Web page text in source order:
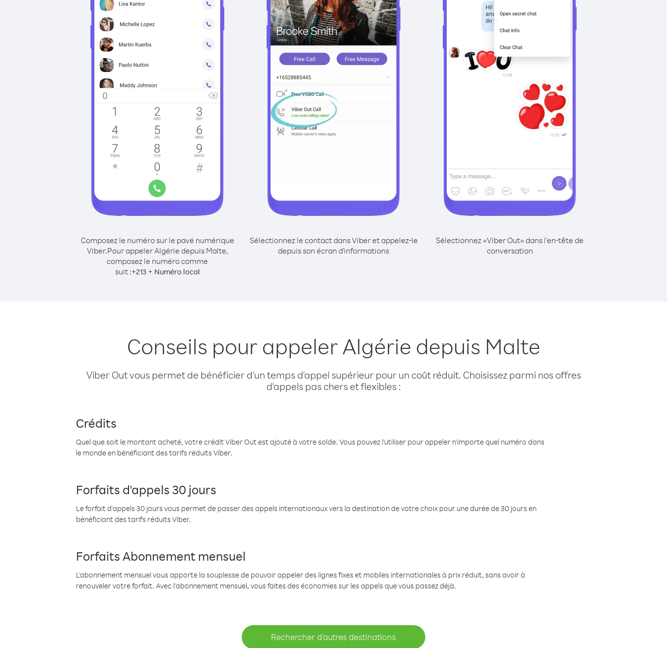
Composez le numéro sur le pavé numérique
Viber.Pour appeler Algérie depuis Malte,
composez le numéro comme
suit :+213+ Numéro local
Sélectionnez le contact dans Viber et appelez-le
depuis son écran d'informations
Sélectionnez «Viber Out» dans l'en-tête de
conversation
Conseils pour appeler Algérie depuis Malte
Viber Out vous permet de bénéficier d'un temps d'appel supérieur pour un coût réduit. Choisissez parmi nos offres
d'appels pas chers et flexibles :
Crédits
Quel que soit le montant acheté, votre crédit Viber Out est ajouté à votre solde. Vous pouvez l'utiliser pour appeler n'importe quel numéro dans
le monde en bénéficiant des tarifs réduits Viber.
Forfaits d'appels 30 jours
Le forfait d'appels 30 jours vous permet de passer des appels internationaux vers la destination de votre choix pour une durée de 30 jours en
bénéficiant des tarifs réduits Viber.
Forfaits Abonnement mensuel
L'abonnement mensuel vous apporte la souplesse de pouvoir appeler des lignes fixes et mobiles internationales à prix réduit, sans avoir à
renouveler votre forfait. Avec l'abonnement mensuel, vous faites des économies sur les appels que vous passez déjà.
Rechercher d'autres destinations